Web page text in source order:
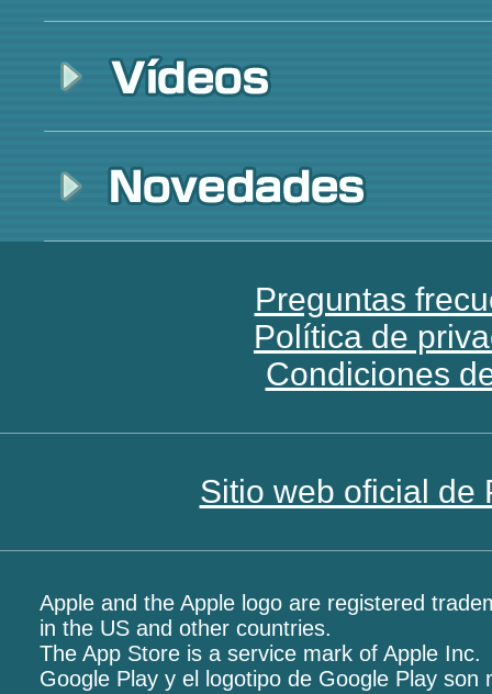
Preguntas
Política de
Condiciones
Sitio web oficial de
Apple and the Apple logo are registered
in the US and other countries.
The App Store is a service mark of Apple Inc.
Google Play y el logotipo de Google Play son